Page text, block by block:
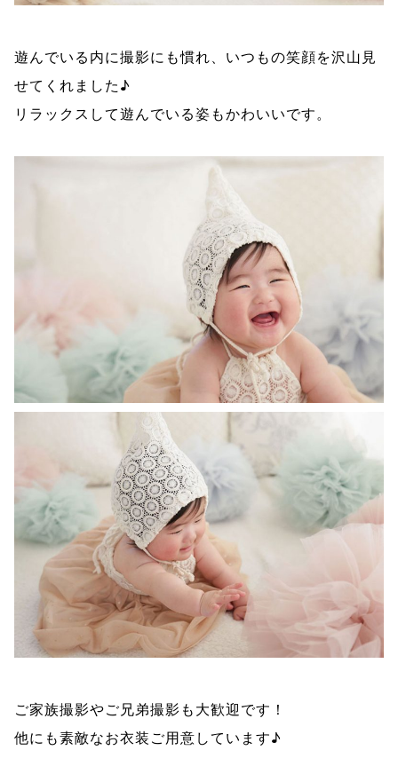
遊んでいる内に撮影にも慣れ、いつもの笑顔を沢山見
せてくれました♪
リラックスして遊んでいる姿もかわいいです。
ご家族撮影やご兄弟撮影も大歓迎です！
他にも素敵なお衣装ご用意しています♪